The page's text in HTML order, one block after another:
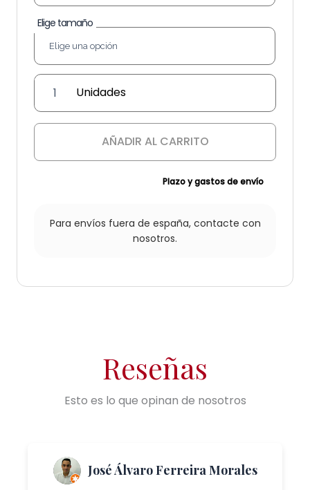
Elige tamaño
Farol
Estrella
Erizo
AÑADIR AL CARRITO
Plazo y gastos de envío
Para envíos fuera de españa, contacte con
nosotros.
Reseñas
Esto es lo que opinan de nosotros
José Álvaro Ferreira Morales